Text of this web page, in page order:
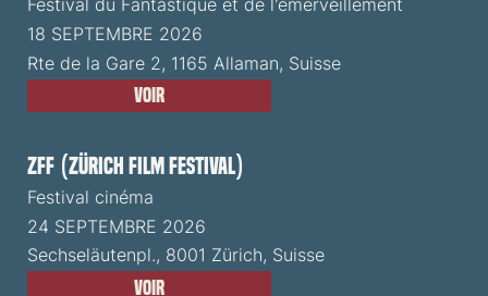
Festival du Fantastique et de l'émerveillement
18 SEPTEMBRE 2026
Rte de la Gare 2, 1165 Allaman, Suisse
Voir
ZFF (Zürich Film Festival)
Festival cinéma
24 SEPTEMBRE 2026
Sechseläutenpl., 8001 Zürich, Suisse
Voir